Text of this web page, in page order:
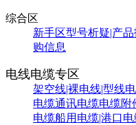
综合区
新手区型号析疑|产品
购信息
电线电缆专区
架空线|裸电线|型线
电缆通讯电缆电缆附
电缆船用电缆|港口电